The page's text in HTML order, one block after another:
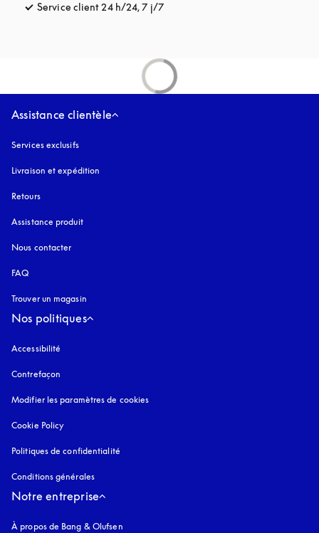
Service client 24 h/24, 7 j/7s’ouvre dans un nouvel onglet
Assistance clientèle
Services exclusifs
Livraison et expédition
Retours
Assistance produit
Nous contacter
FAQ
Trouver un magasin
Nos politiques
Accessibilité
Contrefaçon
Modifier les paramètres de cookies
Cookie Policy
Politiques de confidentialité
Conditions générales
Notre entreprise
À propos de Bang & Olufsen